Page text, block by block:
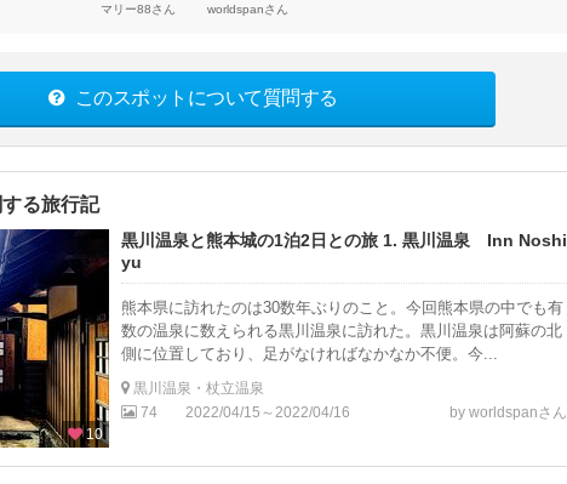
マリー88さん worldspanさん
このスポットについて質問する
る旅行記
10
黒川温泉と熊本城の1泊2日との旅 1. 黒川温泉 Inn Noshi
yu
熊本県に訪れたのは30数年ぶりのこと。今回熊本県の中でも有
数の温泉に数えられる黒川温泉に訪れた。黒川温泉は阿蘇の北
側に位置しており、足がなければなかなか不便。今...
黒川温泉・杖立温泉
74
2022/04/15～2022/04/16 by worldspanさん